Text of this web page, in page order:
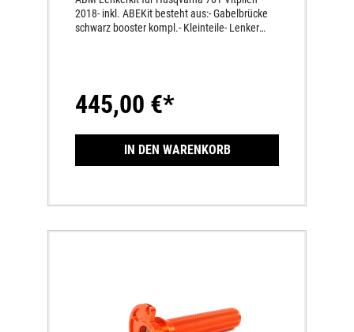
2018- inkl. ABEKit besteht aus:- Gabelbrücke
schwarz booster kompl.- Kleinteile- Lenker
445,00 €*
IN DEN WARENKORB